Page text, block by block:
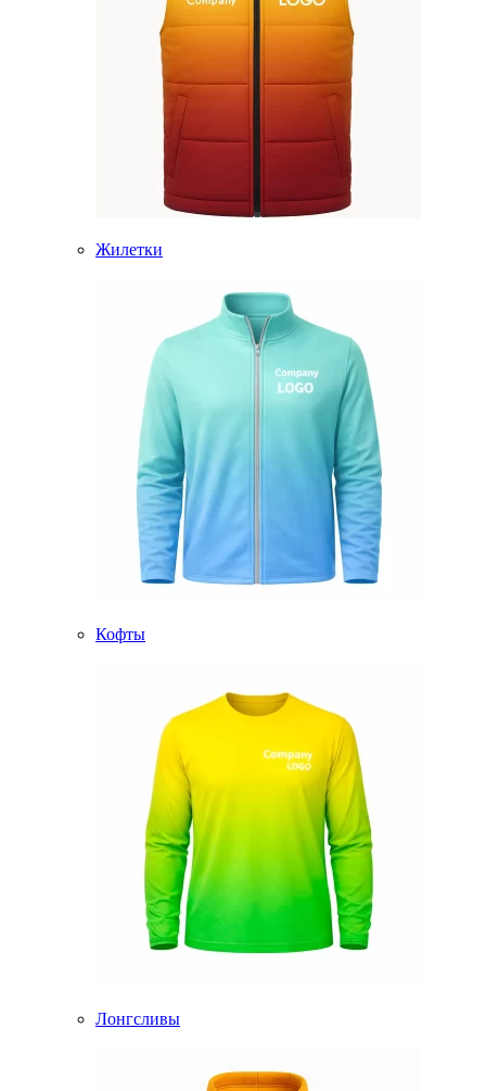
Жилетки
Кофты
Лонгсливы